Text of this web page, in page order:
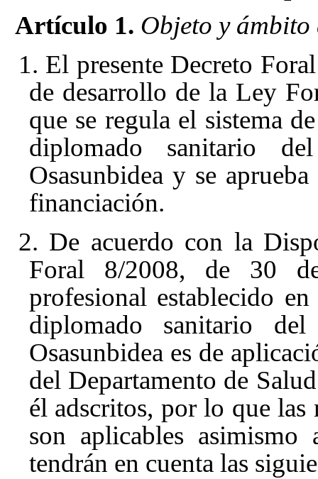
Artículo 1. Objeto y
1. El presente Decreto
de desarrollo de la Ley
que se regula el sistema
diplomado sanitario
Osasunbidea y se
financiación.
2. De acuerdo con la
Foral 8/2008, de 30
profesional establecido
diplomado sanitario
Osasunbidea es de
del Departamento de
él adscritos, por lo que las
son aplicables
tendrán en cuenta las